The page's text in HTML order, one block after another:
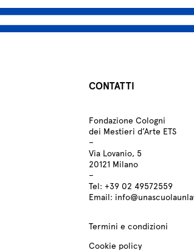
CONTATTI
Fondazione Cologni
dei Mestieri d’Arte ETS
–
Via Lovanio, 5
20121 Milano
–
Tel: +3902 49572559
Email:
Termini e condizioni
Cookie policy